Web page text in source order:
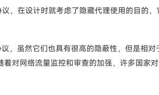
，在设计时就考虑了隐藏代理使用的目的
，虽然它们也具有很高的隐蔽性，但是相对
对网络流量监控和审查的加强，许多国家